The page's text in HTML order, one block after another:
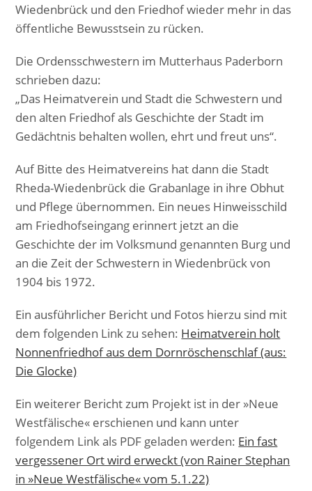
Wiedenbrück und den Friedhof wieder mehr in das
öffentliche Bewusstsein zu rücken.
Die Ordensschwestern im Mutterhaus Paderborn
schrieben dazu:
„Das Heimatverein und Stadt die Schwestern und
den alten Friedhof als Geschichte der Stadt im
Gedächtnis behalten wollen, ehrt und freut uns“.
Auf Bitte des Heimatvereins hat dann die Stadt
Rheda-Wiedenbrück die Grabanlage in ihre Obhut
und Pflege übernommen. Ein neues Hinweisschild
am Friedhofseingang erinnert jetzt an die
Geschichte der im Volksmund genannten Burg und
an die Zeit der Schwestern in Wiedenbrück von
1904 bis 1972.
Ein ausführlicher Bericht und Fotos hierzu sind mit
dem folgenden Link zu sehen: Heimatverein holt
Nonnenfriedhof aus dem Dornröschenschlaf (aus:
Die Glocke)
Ein weiterer Bericht zum Projekt ist in der »Neue
Westfälische« erschienen und kann unter
folgendem Link als PDF geladen werden: Ein fast
vergessener Ort wird erweckt (von Rainer Stephan
in »Neue Westfälische« vom 5.1.22)